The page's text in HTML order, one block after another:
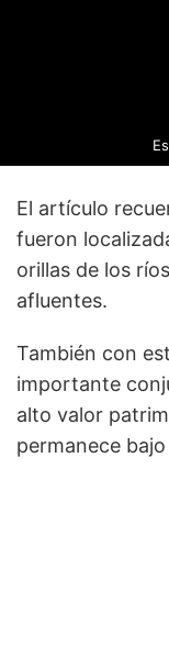
El artículo
fueron
orillas de los
afluentes.
También con
importante
alto valor
permanece bajo